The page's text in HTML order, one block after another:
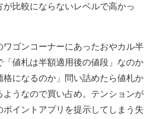
比較にならないレベルで高かっ
ゴンコーナーにあったおやカル半
値札は半額適用後の値段」なのか
格になるのか」問い詰めたら値札か
ようなので買い占め。テンションが
イントアプリを提示してしまう失